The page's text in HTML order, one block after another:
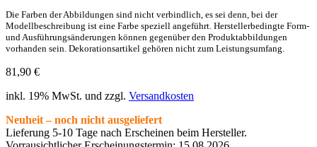
Die Farben der Abbildungen sind nicht verbindlich, es sei denn, bei der
Modellbeschreibung ist eine Farbe speziell angeführt. Herstellerbedingte Form-
und Ausführungsänderungen können gegenüber den Produktabbildungen
vorhanden sein. Dekorationsartikel gehören nicht zum Leistungsumfang.
81,90 €
inkl. 19% MwSt. und zzgl. Versandkosten
Neuheit – noch nicht ausgeliefert
Lieferung 5-10 Tage nach Erscheinen beim Hersteller.